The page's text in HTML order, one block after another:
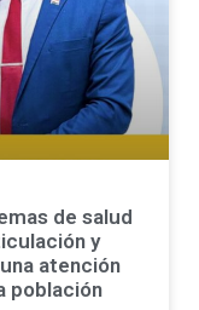
de salud
y
atención
población